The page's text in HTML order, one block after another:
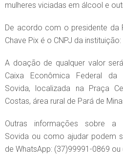
mulheres viciadas em álcool e
De acordo com o presidente da
Chave Pix é o CNPJ da
A doação de qualquer valor
Caixa Econômica Federal da
Sovida, localizada na Praça
Costas, área rural de Pará de
Outras informações sobre a
Sovida ou como ajudar podem
de WhatsApp: (37)99991-0869